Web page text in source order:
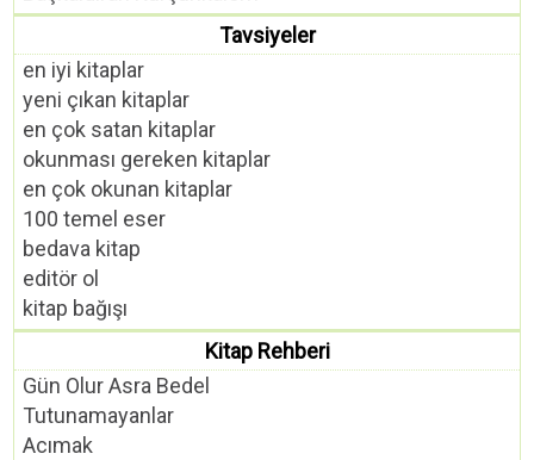
Tavsiyeler
en iyi kitaplar
yeni çıkan kitaplar
en çok satan kitaplar
okunması gereken kitaplar
en çok okunan kitaplar
100 temel eser
bedava kitap
editör ol
kitap bağışı
Kitap Rehberi
Gün Olur Asra Bedel
Tutunamayanlar
Acımak